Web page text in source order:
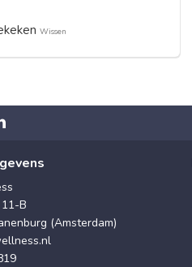
Wissen
B
(Amsterdam)